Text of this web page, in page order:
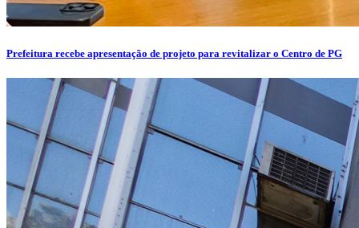
Prefeitura recebe apresentação de projeto para revitalizar o Centro de PG